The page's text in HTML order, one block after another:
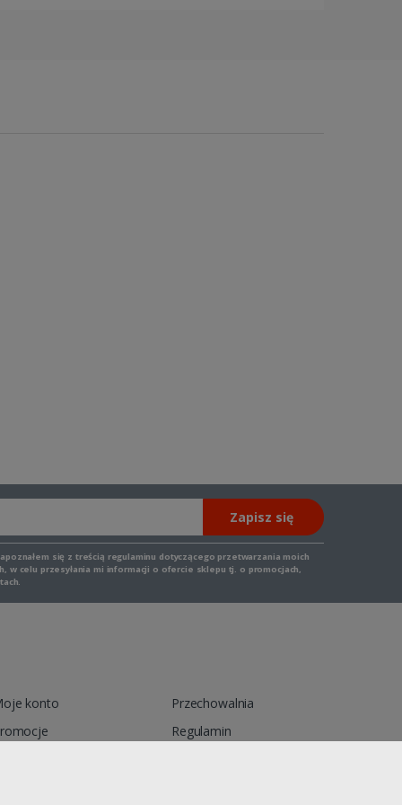
Zapisz się
się z treścią regulaminu dotyczącego przetwarzania moich
w celu przesyłania mi informacji o ofercie sklepu tj. o promocjach,
konto
Przechowalnia
Regulamin